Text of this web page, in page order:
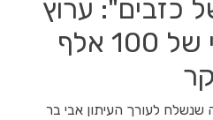
כזבים": ערוץ
20 דורש פיצוי של 100 אלף
לעורך העיתון אבי בר